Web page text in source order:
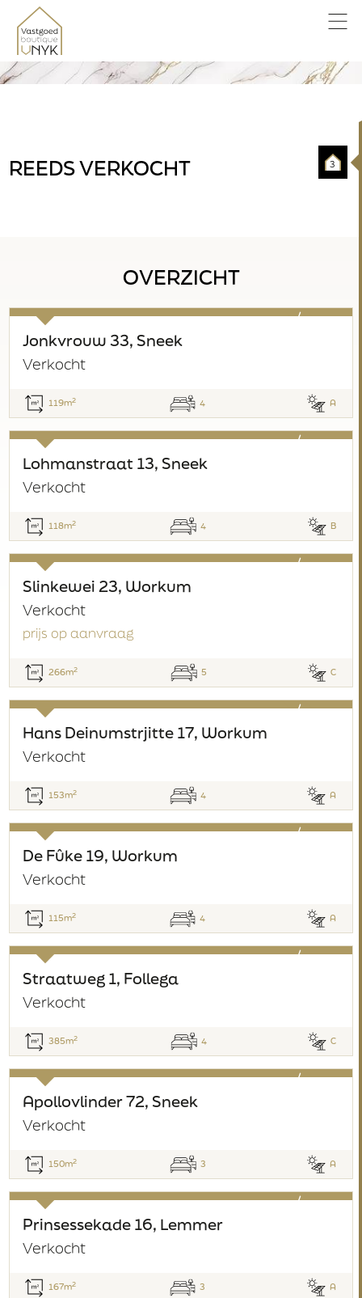
REEDS VERKOCHT
OVERZICHT
verkocht
Jonkvrouw 33, Sneek
Verkocht
119m2 4 A
verkocht
Lohmanstraat 13, Sneek
Verkocht
118m2 4 B
verkocht
Slinkewei 23, Workum
Verkocht
prijs op aanvraag
266m2 5 C
verkocht
Hans Deinumstrjitte 17, Workum
Verkocht
153m2 4 A
verkocht
De Fûke 19, Workum
Verkocht
115m2 4 A
verkocht
Straatweg 1, Follega
Verkocht
385m2 4 C
verkocht
Apollovlinder 72, Sneek
Verkocht
150m2 3 A
verkocht
Prinsessekade 16, Lemmer
Verkocht
167m2 3 A
3